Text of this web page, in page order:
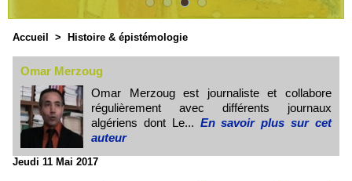
Accueil > Histoire & épistémologie
Omar Merzoug
Omar Merzoug est journaliste et collabore
régulièrement avec différents journaux
algériens dont Le... En savoir plus sur cet
auteur
Jeudi 11 Mai 2017